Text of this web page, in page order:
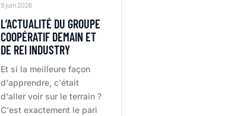
9 juin 2026
L’ACTUALITÉ DU GROUPE
COOPÉRATIF DEMAIN ET
DE REI INDUSTRY
Et si la meilleure façon
d'apprendre, c'était
d'aller voir sur le terrain ?
C'est exactement le pari